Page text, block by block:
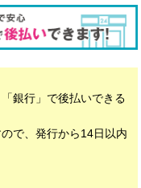
銀行」で後払いできる
で、発行から14日以内